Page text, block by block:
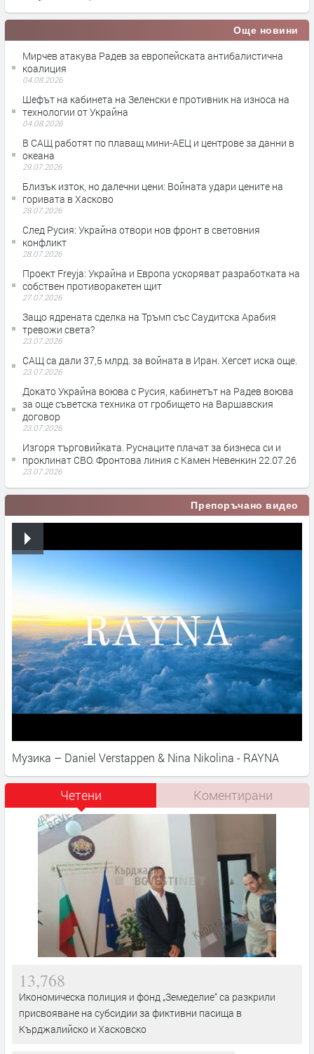
Още новини
Мирчев атакува Радев за европейската антибалистична
коалиция
04.08.2026
Шефът на кабинета на Зеленски е противник на износа на
технологии от Украйна
04.08.2026
В САЩ работят по плаващ мини-АЕЦ и центрове за данни в
океана
29.07.2026
Близък изток, но далечни цени: Войната удари цените на
горивата в Хасково
28.07.2026
След Русия: Украйна отвори нов фронт в световния
конфликт
28.07.2026
Проект Freyja: Украйна и Европа ускоряват разработката на
собствен противоракетен щит
27.07.2026
Защо ядрената сделка на Тръмп със Саудитска Арабия
тревожи света?
23.07.2026
САЩ са дали 37,5 млрд. за войната в Иран. Хегсет иска още.
23.07.2026
Докато Украйна воюва с Русия, кабинетът на Радев воюва
за още съветска техника от гробището на Варшавския
договор
23.07.2026
Изгоря търговийката. Руснаците плачат за бизнеса си и
проклинат СВО. Фронтова линия с Камен Невенкин 22.07.26
23.07.2026
Препоръчано видео
Музика – Daniel Verstappen & Nina Nikolina - RAYNA
Четени Коментирани
13,768
Икономическа полиция и фонд „Земеделие“ са разкрили
присвояване на субсидии за фиктивни пасища в
Кърджалийско и Хасковско